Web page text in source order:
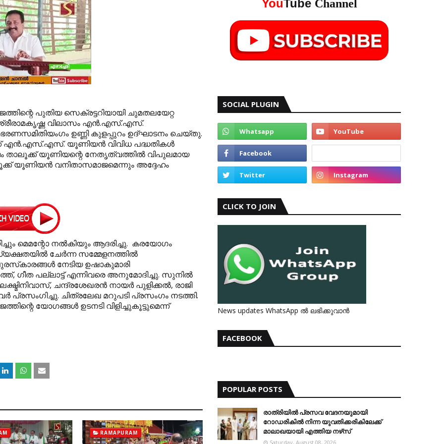
പുതിയ സെക്രട്ടറിയായി ചുമതലയേറ്റ
ശ്രീരാമകൃഷ്ണ വിലാസം എന്‍.എസ്.എസ്.
ഉണ്ണി കുളപ്പുറം ഉദ്ഘാടനം ചെയ്തു.
എന്‍.എസ്.എസ്. യൂണിയന്‍ വിവിധ പദ്ധതികള്‍
താലൂക്ക് യൂണിയന്റെ നേതൃത്വത്തില്‍ വിപുലമായ
യൂണിയന്‍ വനിതാസമാജമെന്നും അദ്ദേഹം
മെമന്റോ നല്‍കിയും ആദരിച്ചു. കരയോഗം
ചേര്‍ന്ന സമ്മേളനത്തില്‍
നേടിയ ഉഷാകുമാരി
ഗീത പല്ലാട്ട് എന്നിവരെ അനുമോദിച്ചു. സുനില്‍
ചന്ദ്രശേഖരന്‍ നായര്‍ പുളിക്കല്‍, രാജി
പ്രസംഗിച്ചു. ചിത്രലേഖ മറുപടി പ്രസംഗം നടത്തി.
യോഗങ്ങള്‍ ഉടനടി വിളിച്ചുകൂട്ടുമെന്ന്
RAMAPURAM
YouTube Channel
SOCIAL PLUGIN
CLICK TO JOIN
News updates WhatsApp ൽ ലഭിക്കുവാൻ
FACEBOOK
POPULAR POSTS
രാത്രിയില്‍ പ്രസവ വേദനയുമായി
റോഡരികില്‍ നിന്ന യുവതിക്കരികിലേക്ക്
മാലാഖയായി എത്തിയ നഴ്‌സ്
Saturday, August 08, 2026